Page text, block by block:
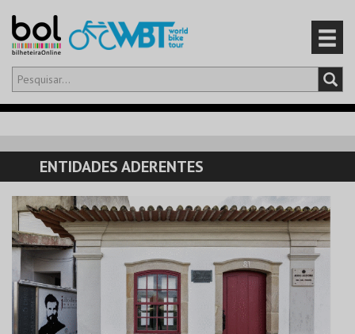
Olá,iniciar sessão
CARRINHO
EVENTOS
CARTÕES
PRODUTOS
ENTIDADES ADERENTES